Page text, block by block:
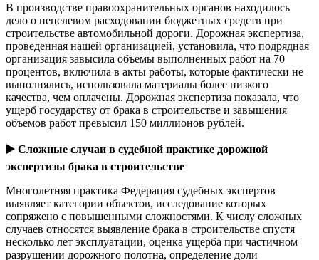
В производстве правоохранительных органов находилось
дело о нецелевом расходовании бюджетных средств при
строительстве автомобильной дороги. Дорожная экспертиза,
проведенная нашей организацией, установила, что подрядная
организация завысила объемы выполненных работ на 70
процентов, включила в акты работы, которые фактически не
выполнялись, использовала материалы более низкого
качества, чем оплачены. Дорожная экспертиза показала, что
ущерб государству от брака в строительстве и завышения
объемов работ превысил 150 миллионов рублей.
▶️ Сложные случаи в судебной практике дорожной
экспертизы брака в строительстве
Многолетняя практика Федерация судебных экспертов
выявляет категории объектов, исследование которых
сопряжено с повышенными сложностями. К числу сложных
случаев относятся выявление брака в строительстве спустя
несколько лет эксплуатации, оценка ущерба при частичном
разрушении дорожного полотна, определение доли